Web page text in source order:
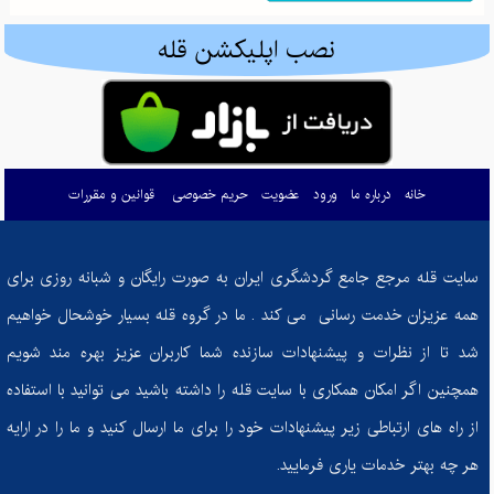
ادموند هیلاری: تسخیرکننده اورست و نماد اراده بشری
گم شدن در طبیعت: راهنمای بقا و بازگشت ایمن در کوه و جنگل
کوله‌پشتی‌های کوهنوردی: راهنمای انتخاب هوشمندانه برای صعود به قله‌های موفقیت
چطور زندگی‌تان را تحت کنترل درآورید: معرفی کتاب "ذهن حواس جمع"
مرداب دیوک؛ نگینی پنهان در دل جنگل‌های سرسبز کلاردشت
از تصمیم تا دستاورد: چگونه در مسیر تناسب اندام ثابت‌قدم بمانیم؟
چرا باید به خواب راحت اهمیت بدهیم؟ عوارض خوابیدن با ناراحتی برای سلامتی شما
چشمه‌های جادویی فریدون: نگین‌های پنهان در دل کوه‌های اصفهان
اسکی با اطمینان: راهنمای جامع برای مقابله با خطرات و حفظ ایمنی در پیست
نصب اپلیکشن قله
خانه درباره ما ورود عضویت حریم خصوصی قوانین و مقررات
سایت قله مرجع جامع گردشگری ایران به صورت رایگان و شبانه روزی برای
همه عزیزان خدمت رسانی می کند . ما در گروه قله بسیار خوشحال خواهیم
شد تا از نظرات و پیشنهادات سازنده شما کاربران عزیز بهره مند شویم
همچنین اگر امکان همکاری با سایت قله را داشته باشید می توانید با استفاده
از راه های ارتباطی زیر پیشنهادات خود را برای ما ارسال کنید و ما را در ارایه
هر چه بهتر خدمات یاری فرمایید.